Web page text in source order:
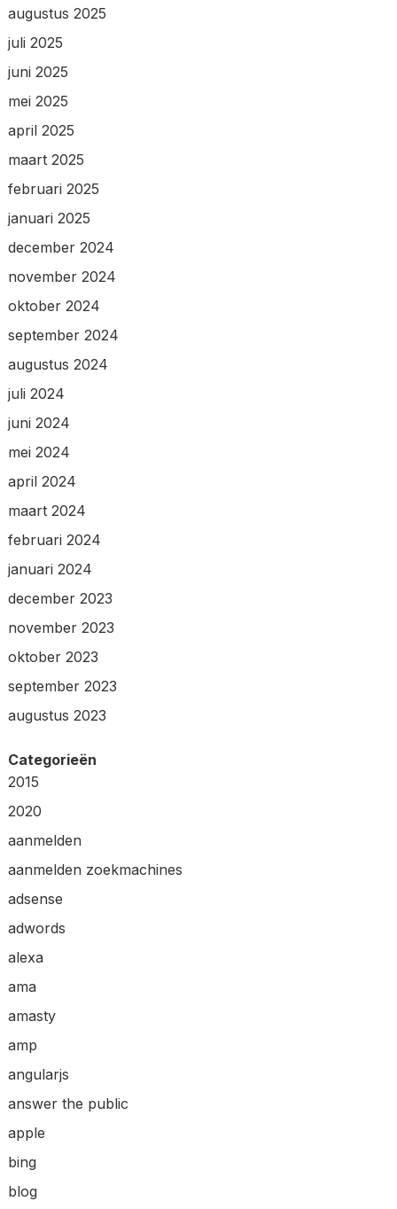
augustus 2025
juli 2025
juni 2025
mei 2025
april 2025
maart 2025
februari 2025
januari 2025
december 2024
november 2024
oktober 2024
september 2024
augustus 2024
juli 2024
juni 2024
mei 2024
april 2024
maart 2024
februari 2024
januari 2024
december 2023
november 2023
oktober 2023
september 2023
augustus 2023
Categorieën
2015
2020
aanmelden
aanmelden zoekmachines
adsense
adwords
alexa
ama
amasty
amp
angularjs
answer the public
apple
bing
blog